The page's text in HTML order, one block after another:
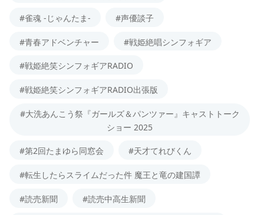
#雀魂 -じゃんたま- #声優談子
#青春アドベンチャー #戦姫絶唱シンフォギア
#戦姫絶笑シンフォギアRADIO
#戦姫絶笑シンフォギアRADIO出張版
#大洗あんこう祭『ガールズ＆パンツァー』キャストトーク
ショー 2025
#第2回たまゆら同窓会 #天才てれびくん
#転生したらスライムだった件 魔王と竜の建国譚
#読売新聞 #読売中高生新聞